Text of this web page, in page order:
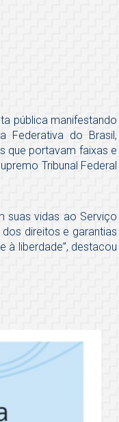
pública manifestando
Federativa do Brasil,
que portavam faixas e
Tribunal Federal
suas vidas ao Serviço
direitos e garantias
à liberdade”, destacou